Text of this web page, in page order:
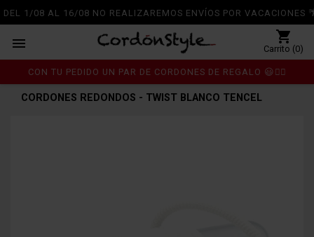
DEL 1/08 AL 16/08 NO REALIZAREMOS ENVÍOS POR VACACIONES
shopping_cart
Carrito (0)

CON TU PEDIDO UN PAR DE CORDONES DE REGALO 😃👍🏼
CORDONES REDONDOS - TWIST BLANCO TENCEL